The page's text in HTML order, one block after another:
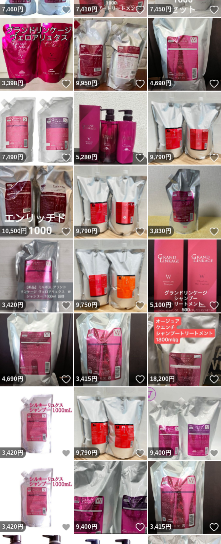
7,460円 いいね！
7,410円 いいね！
7,450円
3,398円 いいね！
9,950円 いいね！
4,690円
7,490円 いいね！
5,280円 いいね！
9,790円
10,500円 いいね！
9,790円 いいね！
3,830円
3,420円 いいね！
9,750円 いいね！
5,100円
4,690円 いいね！
3,415円 いいね！
18,200円
3,420 円 いいね！
9,790円 いいね！
9,400円
3,420 円 いいね！
9,400円 いいね！
3,415円